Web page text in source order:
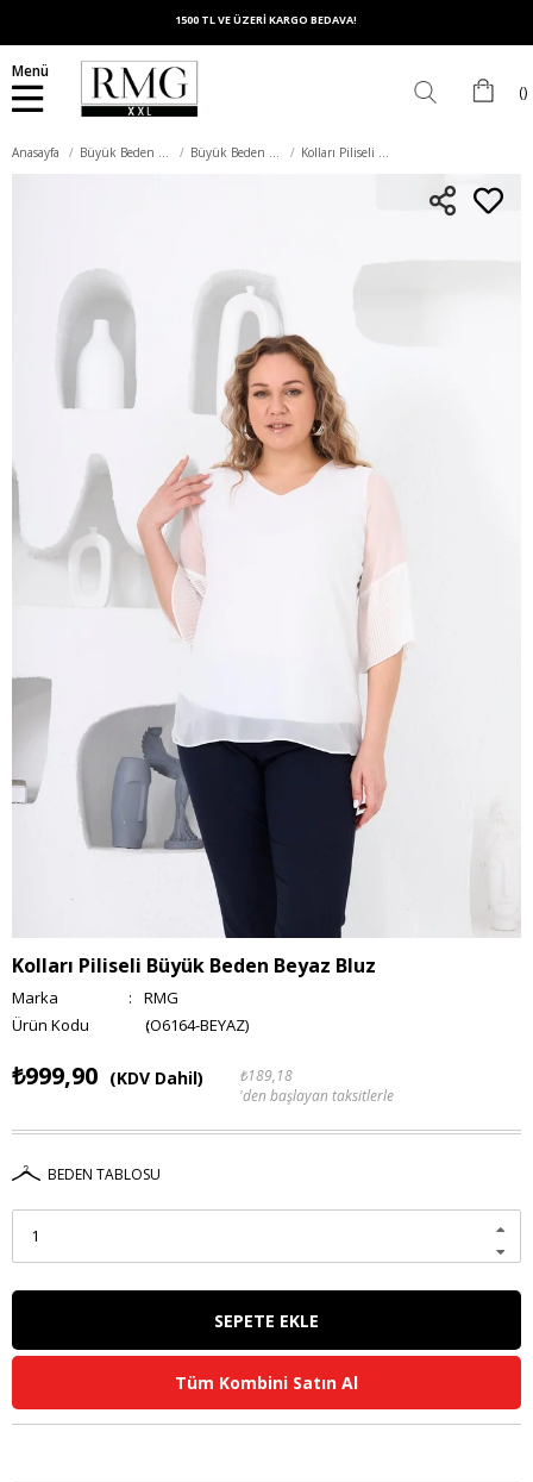
1500 TL VE ÜZERİ KARGO BEDAVA!
Menü
Anasayfa Büyük Beden Üst Giyim Büyük Beden Bluz Kolları Piliseli Büyük Beden Beyaz Bluz
Kolları Piliseli Büyük Beden Beyaz Bluz
Marka :
RMG
(O6164-BEYAZ)
₺999,90 (KDV Dahil)
₺189,18
'den başlayan taksitlerle
BEDEN TABLOSU
Tüm Kombini Satın Al